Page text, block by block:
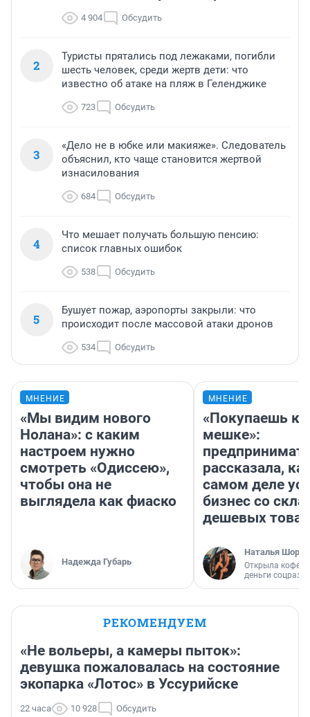
4 904 Обсудить
2
Туристы прятались под лежаками, погибли
шесть человек, среди жертв дети: что
известно об атаке на пляж в Геленджике
723 Обсудить
3
«Дело не в юбке или макияже». Следователь
объяснил, кто чаще становится жертвой
изнасилования
684 Обсудить
4
Что мешает получать большую пенсию:
список главных ошибок
538 Обсудить
5
Бушует пожар, аэропорты закрыли: что
происходит после массовой атаки дронов
534 Обсудить
МНЕНИЕ
«Мы видим нового
Нолана»: с каким
настроем нужно
смотреть «Одиссею»,
чтобы она не
выглядела как фиаско
Надежда Губарь
МНЕНИЕ
«Покупаешь
мешке»:
рассказала,
самом деле
бизнес со
дешевых
Наталья
Открыла
деньги
РЕКОМЕНДУЕМ
«Не вольеры, а камеры пыток»:
девушка пожаловалась на состояние
экопарка «Лотос» в Уссурийске
22 часа 10 928 Обсудить